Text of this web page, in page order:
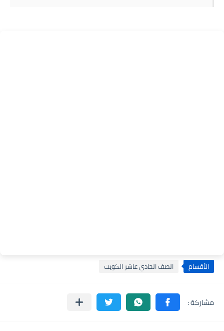
الأقسام الصف الحادي عاشر الكويت